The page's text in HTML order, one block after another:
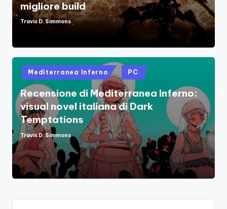
migliore build
Posted
Travis D. Simmons
Posted
in
Mediterranea Inferno PC
Recensione di Mediterranea Inferno:
visual novel italiana di Dark
Temptations
Posted
by
Travis D. Simmons